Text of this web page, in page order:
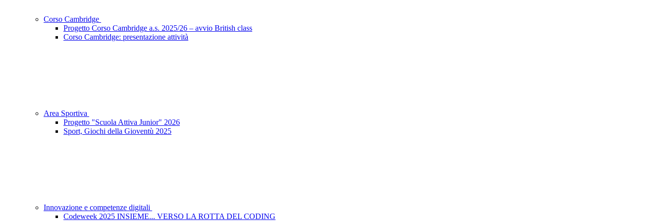
Corso Cambridge
Progetto Corso Cambridge a.s. 2025/26 – avvio British class
Corso Cambridge: presentazione attività
Area Sportiva
Progetto "Scuola Attiva Junior" 2026
Sport, Giochi della Gioventù 2025
Innovazione e competenze digitali
Codeweek 2025 INSIEME... VERSO LA ROTTA DEL CODING